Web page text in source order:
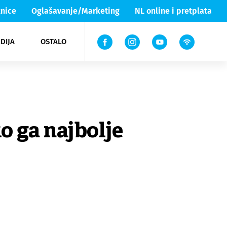
Oglašavanje/Marketing NL online i pretplata
OSTALO
Lika & Senj
TV
ga najbolje